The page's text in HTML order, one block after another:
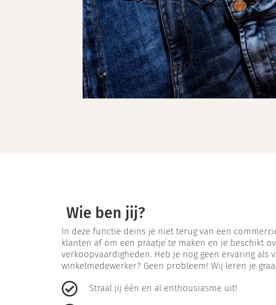
Wie ben jij?
In deze functie deins je niet terug van een
klanten af om een praatje te maken en je beschikt
verkoopvaardigheden. Heb je nog geen ervaring als
winkelmedewerker? Geen probleem! Wij leren je
Straal jij één en al enthousiasme uit! ​